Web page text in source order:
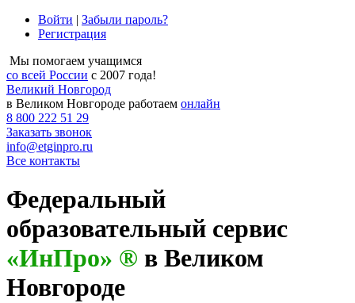
Войти | Забыли пароль?
Регистрация
Мы помогаем учащимся
со всей России с 2007 года!
Великий Новгород
в Великом Новгороде работаем онлайн
8 800 222 51 29
Заказать звонок
info@etginpro.ru
Все контакты
Федеральный
образовательный сервис
«ИнПро» ® в Великом
Новгороде